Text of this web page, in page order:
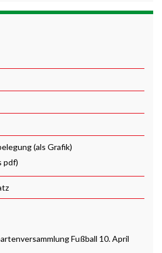
(als Grafik)
pdf)
Fußball 10. April